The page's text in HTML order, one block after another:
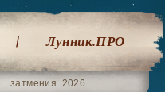
Лунник.ПРО
затмения 2026